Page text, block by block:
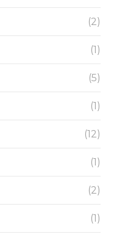
(2)
(1)
(5)
(1)
(12)
(1)
(2)
(1)